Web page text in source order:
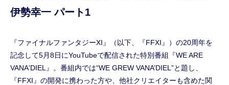
伊勢幸一 パート1
『ファイナルファンタジーXI』（以下、『FFXI』）の20周年を
記念して5月8日にYouTubeで配信された特別番組『WE ARE
VANA'DIEL』。番組内では“WE GREW VANA’DIEL”と題し、
『FFXI』の開発に携わった方や、他社クリエイターも含めた関